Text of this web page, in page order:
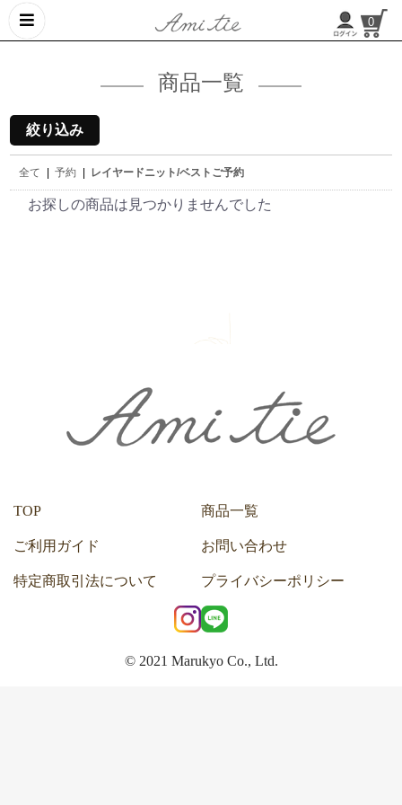
0
商品一覧
絞り込み
全て 予約 レイヤードニット/ベストご予約
お探しの商品は見つかりませんでした
TOP 商品一覧
ご利用ガイド お問い合わせ
特定商取引法について プライバシーポリシー
© 2021 Marukyo Co., Ltd.